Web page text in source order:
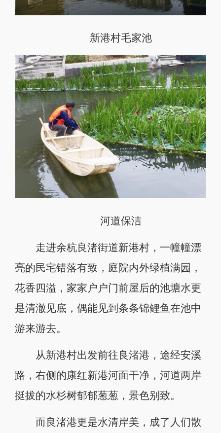
新港村毛家池
河道保洁
走进余杭良渚街道新港村，一幢幢漂
亮的民宅错落有致，庭院内外绿植满园，
花香四溢，家家户户门前屋后的池塘水更
是清澈见底，偶能见到条条锦鲤鱼在池中
游来游去。
从新港村出发前往良渚港，途经安溪
路，右侧的康红新港河面干净，河道两岸
挺拔的水杉树郁郁葱葱，景色别致。
而良渚港更是水清岸美，成了人们散